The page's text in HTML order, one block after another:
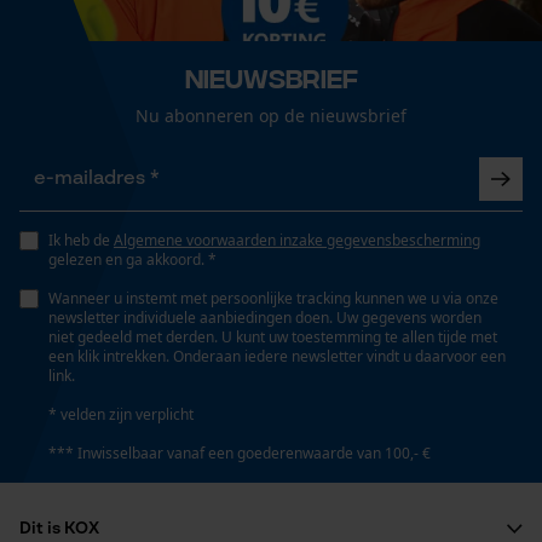
Optiek/patroon
Unikleur
Zaktstype
Ritszakken, Borstzak, Binnenzakken
Draagcomfort
Comfortabel
Weersomstandigheden
Bewolkt en koel, Warmer en mild, Afwisselend, Rustig
Onderhoudsinstructies
Volg het onderhoudsadvies op het etiket.
Nieuwsbrief
Nu abonneren op de nieuwsbrief
Ik heb de Algemene voorwaarden inzake gegevensbescherming
gelezen en ga akkoord. *
Wanneer u instemt met persoonlijke tracking kunnen we u via onze
newsletter individuele aanbiedingen doen. Uw gegevens worden
niet gedeeld met derden. U kunt uw toestemming te allen tijde met
een klik intrekken. Onderaan iedere newsletter vindt u daarvoor een
link.
* velden zijn verplicht
*** Inwisselbaar vanaf een goederenwaarde van 100,- €
Dit is KOX
Loop54 Personalization
Gepersonaliseerde homepage
Opgeslagen winkelwagen
Google Maps
Marketing Cookies
Google Global Site Tag